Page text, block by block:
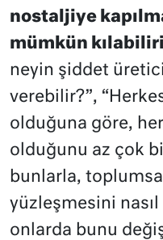
nostaljiye
mümkün
neyin şiddet
verebilir?”,
olduğuna göre,
olduğunu az çok
bunlarla,
yüzleşmesini
onlarda bunu